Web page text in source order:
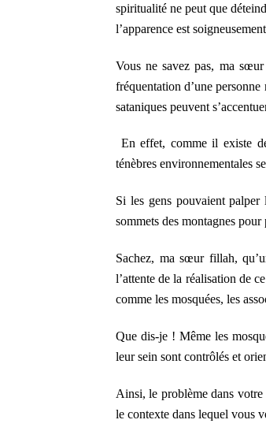
spiritualité ne peut que
l’apparence est
Vous ne savez pas, ma
fréquentation d’une
sataniques peuvent
En effet, comme il existe
ténèbres environnementales
Si les gens pouvaient
sommets des montagnes
Sachez, ma sœur fillah,
l’attente de la réalisation de
comme les mosquées, les
Que dis-je ! Même les
leur sein sont contrôlés et
Ainsi, le problème dans
le contexte dans lequel vous